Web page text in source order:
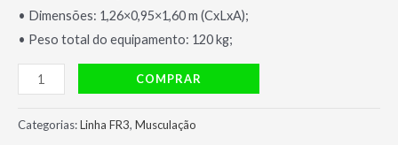
• Dimensões: 1,26×0,95×1,60 m (CxLxA);
• Peso total do equipamento: 120 kg;
GLÚTEO
EM
PÉ
COMPRAR
Categorias:Linha FR3, Musculação